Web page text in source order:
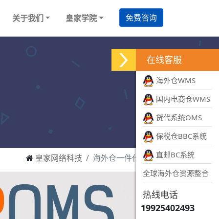
关于我们 皇家学院 免费咨询
皇家网络科技 海外仓一件代发系统
在线客服
海外仓WMS
国内电商仓WMS
货代系统OMS
保税仓BBC系统
直邮BC系统
全球海外仓资源整合
热线电话
19925402493